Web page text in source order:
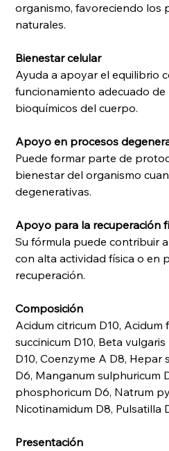
organismo, favoreciendo los
naturales.
Bienestar celular
Ayuda a apoyar el equilibrio
funcionamiento adecuado
bioquímicos del cuerpo.
Apoyo en procesos
Puede formar parte de
bienestar del organismo
degenerativas.
Apoyo para la recuperación
Su fórmula puede contribuir
con alta actividad física o en
recuperación.
Composición
Acidum citricum D10, Acidum
succinicum D10, Beta
D10, Coenzyme A D8, Hepar
D6, Manganum sulphuricum
phosphoricum D6, Natrum
Nicotinamidum D8, Pulsatilla
Presentación